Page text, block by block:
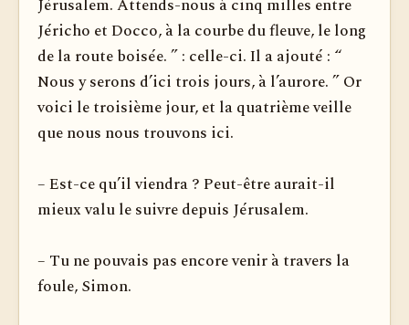
Jérusalem. Attends-nous à cinq milles entre
Jéricho et Docco, à la courbe du fleuve, le long
de la route boisée. ” : celle-ci. Il a ajouté : “
Nous y serons d’ici trois jours, à l’aurore. ” Or
voici le troisième jour, et la quatrième veille
que nous nous trouvons ici.
– Est-ce qu’il viendra ? Peut-être aurait-il
mieux valu le suivre depuis Jérusalem.
– Tu ne pouvais pas encore venir à travers la
foule, Simon.